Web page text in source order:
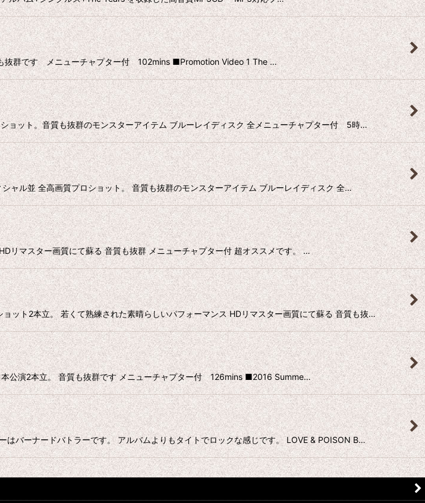
抜群です メニューチャプター付 102mins ■Promotion Video 1 The …
ョット。音質も抜群のモンスターアイテム ブルーレイディスク 全メニューチャプター付 5時…
ル並 全高画質プロショット。 音質も抜群のモンスターアイテム ブルーレイディスク 全…
リマスター画質にて蘇る 音質も抜群 メニューチャプター付 超オススメです。 …
ット2本立。 若くて熟練された素晴らしいパフォーマンス HDリマスター画質にて蘇る 音質も抜…
公演2本立。 音質も抜群です メニューチャプター付 126mins ■2016 Summe…
バーナードバトラーです。 アルバムよりもタイトでロックな感じです。 LOVE & POISON B…